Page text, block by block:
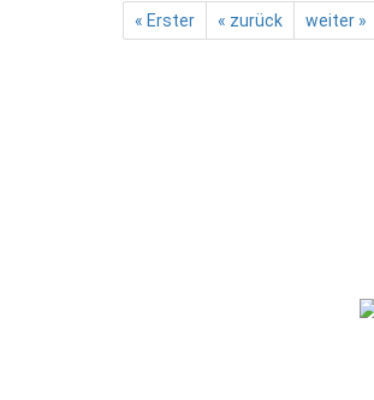
« Erster « zurück weiter »